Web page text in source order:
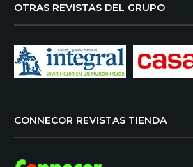
OTRAS REVISTAS DEL GRUPO
CONNECOR REVISTAS TIENDA